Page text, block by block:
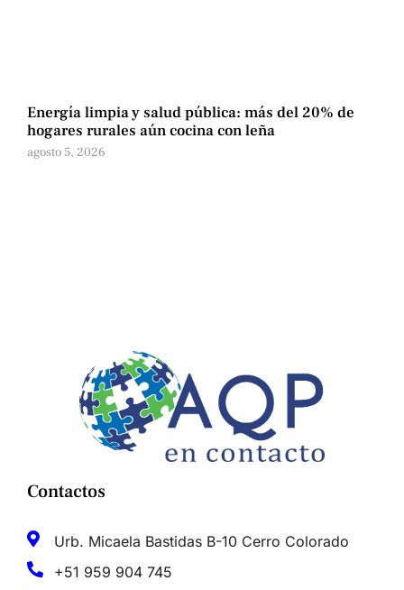
Energía limpia y salud pública: más del 20% de
hogares rurales aún cocina con leña
agosto 5, 2026
Contactos
Urb. Micaela Bastidas B-10 Cerro Colorado
+51 959 904 745